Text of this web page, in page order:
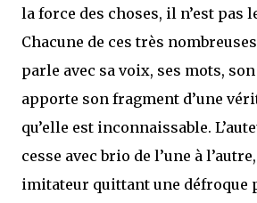
la force des choses, il n’est pas
Chacune de ces très
parle avec sa voix, ses mots,
apporte son fragment d’une
qu’elle est inconnaissable.
cesse avec brio de l’une à
imitateur quittant une défroque